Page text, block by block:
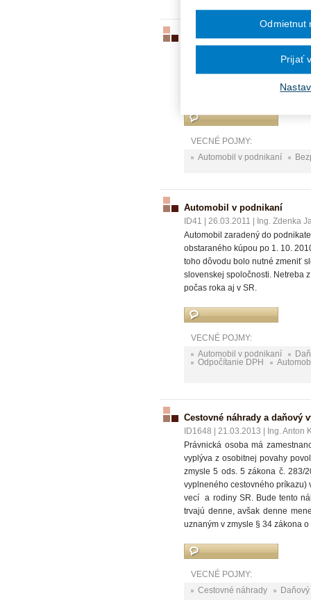
Automobil - doplnenie otázky
Manželia podnikajú ako
výdavkov náklady na tento
VECNÉ POJMY:
Automobil v podnikaní
Automobil v podnikaní
ID41 26.03.2011
Ing. Zdenka
Automobil zaradený do
obstaraného kúpou po 1. 10.
toho dôvodu bolo nutné zmeniť
slovenskej spoločnosti. Netreba
počas roka aj v SR.
VECNÉ POJMY:
Automobil v podnikaní
Odpočítanie DPH
Cestovné náhrady a daňový
ID1648 21.03.2013
Ing. Anton
Právnická osoba má
vyplýva z osobitnej povahy
zmysle 5 ods. 5 zákona č. 283/
vyplneného cestovného príkazu)
vecí a rodiny SR. Bude tento
trvajú denne, avšak denne
uznaným v zmysle § 34 zákona
VECNÉ POJMY:
Cestovné náhrady
Odmietnut
Prijať